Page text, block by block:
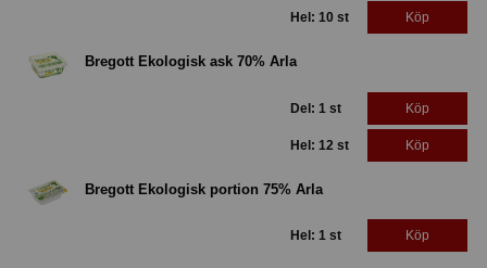
Hel: 10 st Köp
Bregott Ekologisk ask 70% Arla
Del: 1 st Köp
Hel: 12 st Köp
Bregott Ekologisk portion 75% Arla
Hel: 1 st Köp